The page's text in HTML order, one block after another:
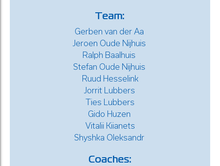
Team:
Gerben van der Aa
Jeroen Oude Nijhuis
Ralph Baalhuis
Stefan Oude Nijhuis
Ruud Hesselink
Jorrit Lubbers
Ties Lubbers
Gido Huzen
Vitalii Kiianets
Shyshka Oleksandr
Coaches: